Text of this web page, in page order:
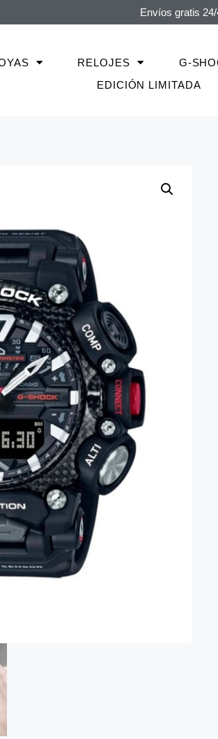
Envíos gratis
RELOJES G-
EDICIÓN LIMITADA